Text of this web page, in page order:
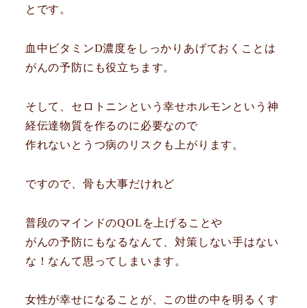
とです。
血中ビタミンD濃度をしっかりあげておくことは
がんの予防にも役立ちます。
そして、セロトニンという幸せホルモンという神
経伝達物質を作るのに必要なので
作れないとうつ病のリスクも上がります。
ですので、骨も大事だけれど
普段のマインドのQOLを上げることや
がんの予防にもなるなんて、対策しない手はない
な！なんて思ってしまいます。
女性が幸せになることが、この世の中を明るくす